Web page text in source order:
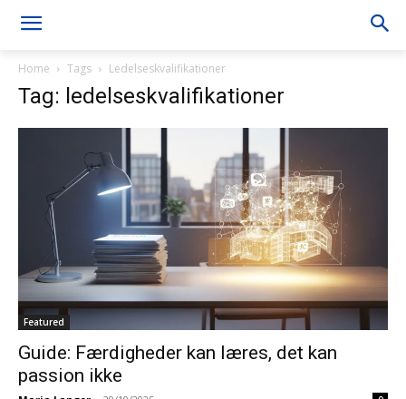
Home Tags Ledelseskvalifikationer
Tag: ledelseskvalifikationer
Featured
Guide: Færdigheder kan læres, det kan
passion ikke